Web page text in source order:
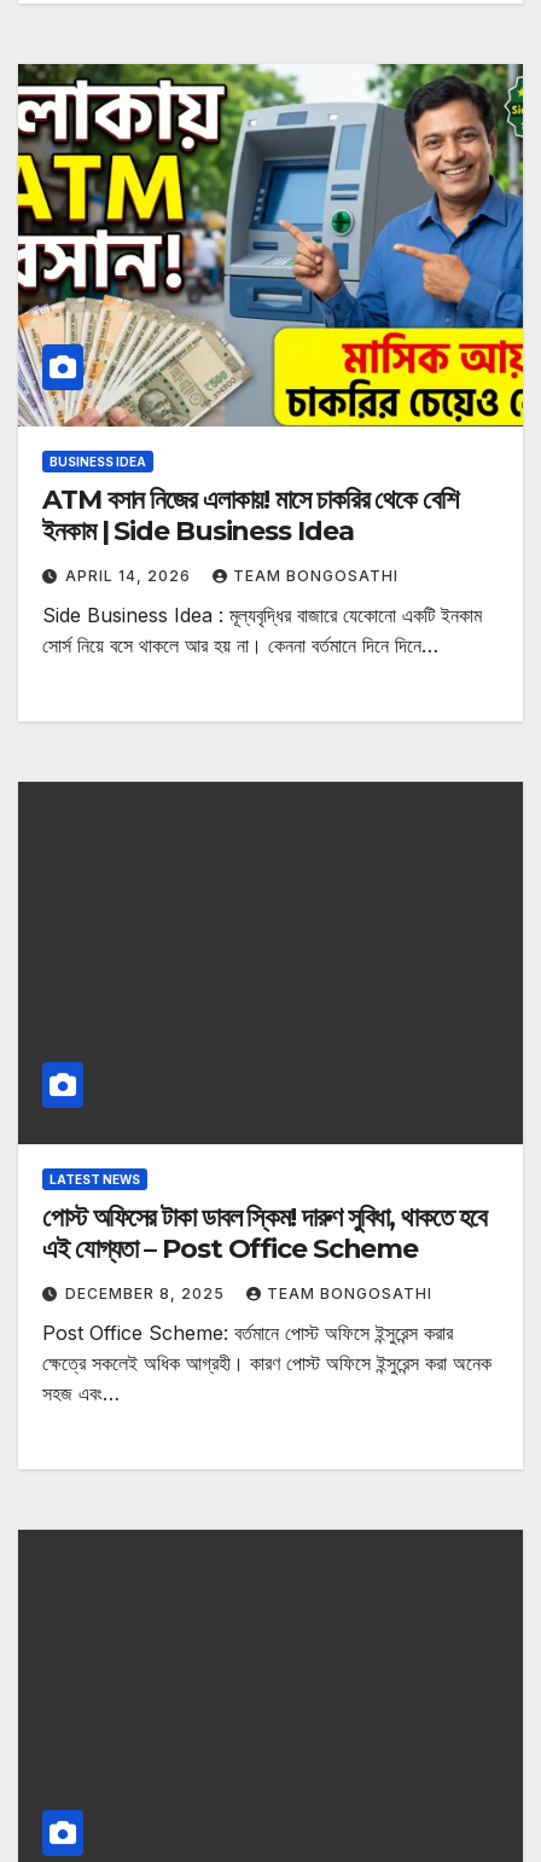
BUSINESS IDEA
ATM বসান নিজের এলাকায়! মাসে চাকরির থেকে বেশি
ইনকাম | Side Business Idea
APRIL 14, 2026 TEAM BONGOSATHI
Side Business Idea : মূল্যবৃদ্ধির বাজারে যেকোনো একটি ইনকাম
সোর্স নিয়ে বসে থাকলে আর হয় না। কেননা বর্তমানে দিনে দিনে…
LATEST NEWS
পোস্ট অফিসের টাকা ডাবল স্কিম! দারুণ সুবিধা, থাকতে হবে
এই যোগ্যতা – Post Office Scheme
DECEMBER 8, 2025 TEAM BONGOSATHI
Post Office Scheme: বর্তমানে পোস্ট অফিসে ইন্সুরেন্স করার
ক্ষেত্রে সকলেই অধিক আগ্রহী। কারণ পোস্ট অফিসে ইন্সুরেন্স করা অনেক
সহজ এবং…